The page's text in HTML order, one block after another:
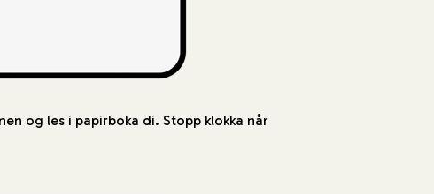
og les i papirboka di. Stopp klokka når